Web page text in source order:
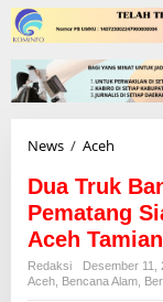
News / Aceh
a
T
u
k
B
Dua Truk
Pematang
Aceh
Redaksi
Desember 11,
Aceh Bencana Alam